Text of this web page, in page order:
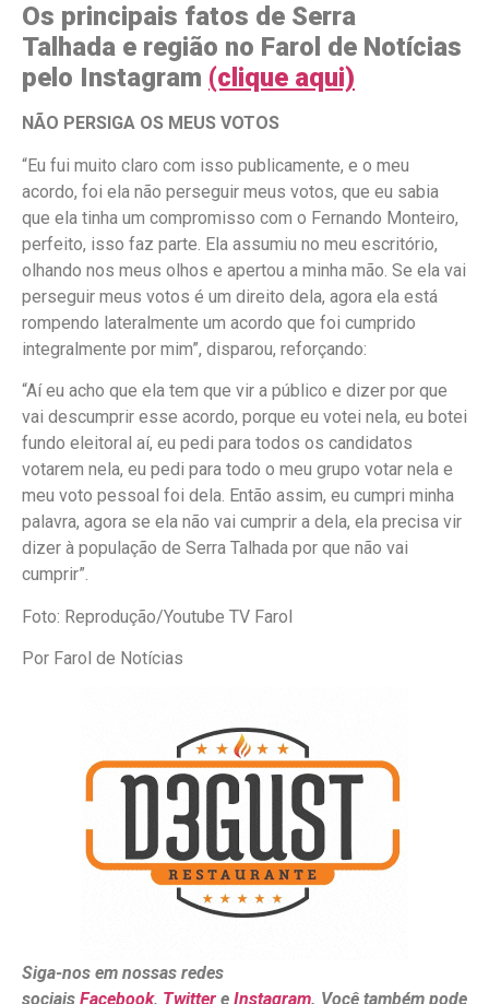
Os principais fatos de Serra
Talhada e região no Farol de Notícias
pelo Instagram (clique aqui)
NÃO PERSIGA OS MEUS VOTOS
“Eu fui muito claro com isso publicamente, e o meu
acordo, foi ela não perseguir meus votos, que eu sabia
que ela tinha um compromisso com o Fernando Monteiro,
perfeito, isso faz parte. Ela assumiu no meu escritório,
olhando nos meus olhos e apertou a minha mão. Se ela vai
perseguir meus votos é um direito dela, agora ela está
rompendo lateralmente um acordo que foi cumprido
integralmente por mim”, disparou, reforçando:
“Aí eu acho que ela tem que vir a público e dizer por que
vai descumprir esse acordo, porque eu votei nela, eu botei
fundo eleitoral aí, eu pedi para todos os candidatos
votarem nela, eu pedi para todo o meu grupo votar nela e
meu voto pessoal foi dela. Então assim, eu cumpri minha
palavra, agora se ela não vai cumprir a dela, ela precisa vir
dizer à população de Serra Talhada por que não vai
cumprir”.
Foto: Reprodução/Youtube TV Farol
Por Farol de Notícias
Siga-nos em nossas redes
sociais Facebook, Twitter e Instagram. Você também pode